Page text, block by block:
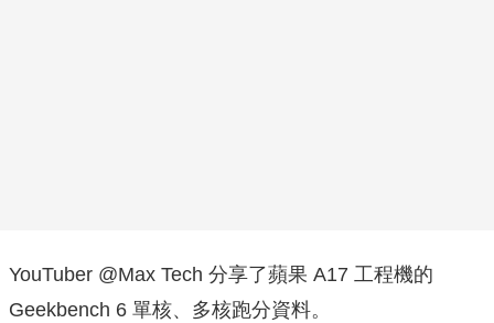
YouTuber @Max Tech 分享了蘋果 A17 工程機的
Geekbench 6 單核、多核跑分資料。